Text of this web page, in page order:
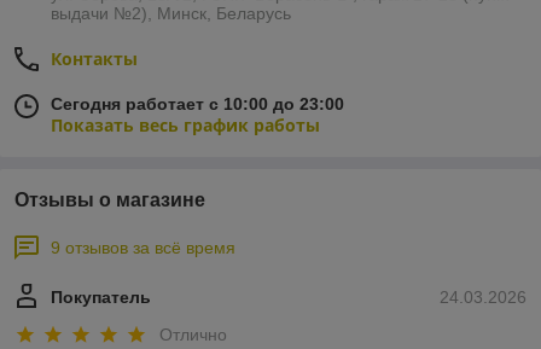
выдачи №2), Минск, Беларусь
Контакты
Сегодня работает с 10:00 до 23:00
Показать весь график работы
Отзывы о магазине
9 отзывов за всё время
24.03.2026
Покупатель
Отлично